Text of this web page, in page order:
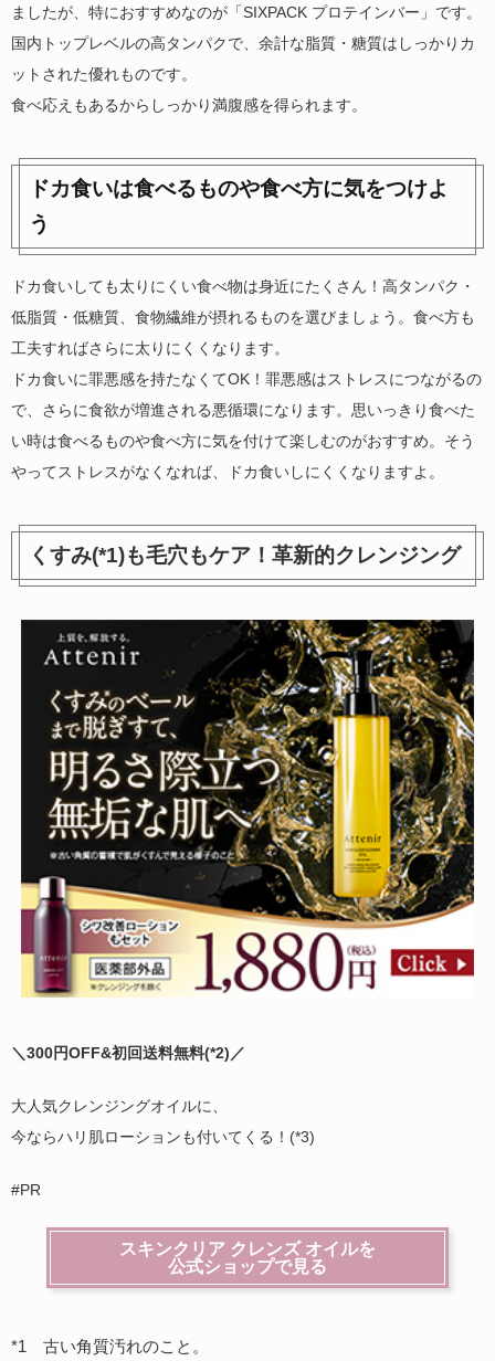
ましたが、特におすすめなのが「SIXPACK プロテインバー」です。
国内トップレベルの高タンパクで、余計な脂質・糖質はしっかりカ
ットされた優れものです。
食べ応えもあるからしっかり満腹感を得られます。
ドカ食いは食べるものや食べ方に気をつけよ
う
ドカ食いしても太りにくい食べ物は身近にたくさん！高タンパク・
低脂質・低糖質、食物繊維が摂れるものを選びましょう。食べ方も
工夫すればさらに太りにくくなります。
ドカ食いに罪悪感を持たなくてOK！罪悪感はストレスにつながるの
で、さらに食欲が増進される悪循環になります。思いっきり食べた
い時は食べるものや食べ方に気を付けて楽しむのがおすすめ。そう
やってストレスがなくなれば、ドカ食いしにくくなりますよ。
くすみ(*1)も毛穴もケア！革新的クレンジング
＼300円OFF&初回送料無料(*2) ／
大人気クレンジングオイルに、
今ならハリ肌ローションも付いてくる！(*3)
#PR
スキンクリア クレンズ オイルを
公式ショップで見る
*1 古い角質汚れのこと。